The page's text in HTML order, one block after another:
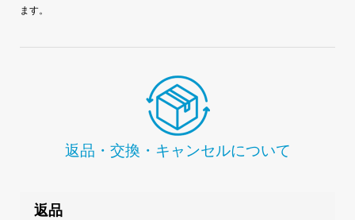
ます。
返品・交換・キャンセルについて
返品